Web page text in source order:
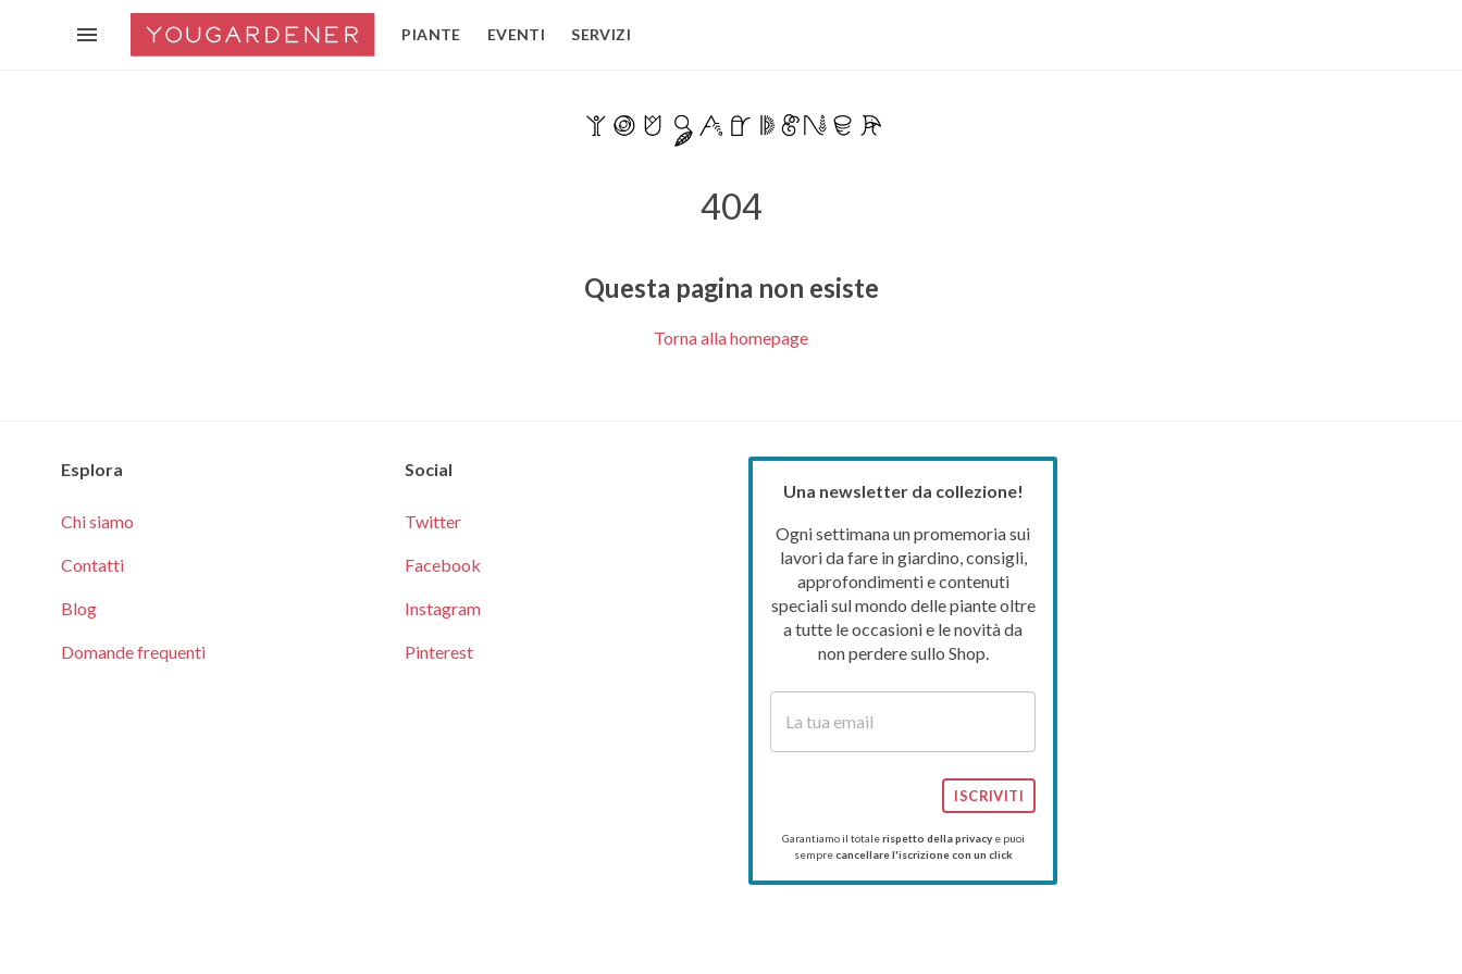
PIANTE EVENTI SERVIZI
404
Questa pagina non esiste
Torna alla homepage
Esplora
Chi siamo
Contatti
Blog
Domande frequenti
Social
Twitter
Facebook
Instagram
Pinterest
Una newsletter da collezione!
Ogni settimana un promemoria sui
lavori da fare in giardino, consigli,
approfondimenti e contenuti
speciali sul mondo delle piante oltre
a tutte le occasioni e le novità da
non perdere sullo Shop.
ISCRIVITI
Garantiamo il totalerispetto della privacye puoi
semprecancellare l'iscrizione con un click